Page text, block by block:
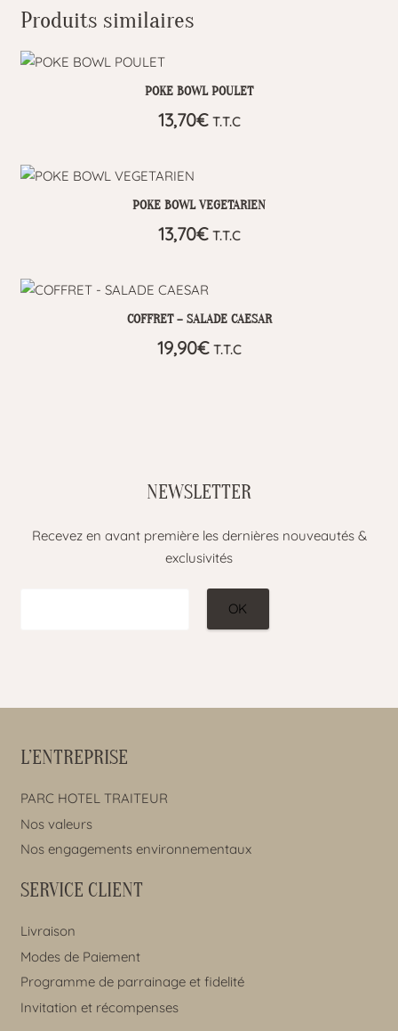
Poisson
Prestige
Produits similaires
POKE BOWL POULET
13,70€ T.T.C
POKE BOWL VEGETARIEN
13,70€ T.T.C
COFFRET – SALADE CAESAR
19,90€ T.T.C
NEWSLETTER
Recevez en avant première les dernières nouveautés &
exclusivités
L’ENTREPRISE
PARC HOTEL TRAITEUR
Nos valeurs
Nos engagements environnementaux
SERVICE CLIENT
Livraison
Modes de Paiement
Programme de parrainage et fidelité
Invitation et récompenses